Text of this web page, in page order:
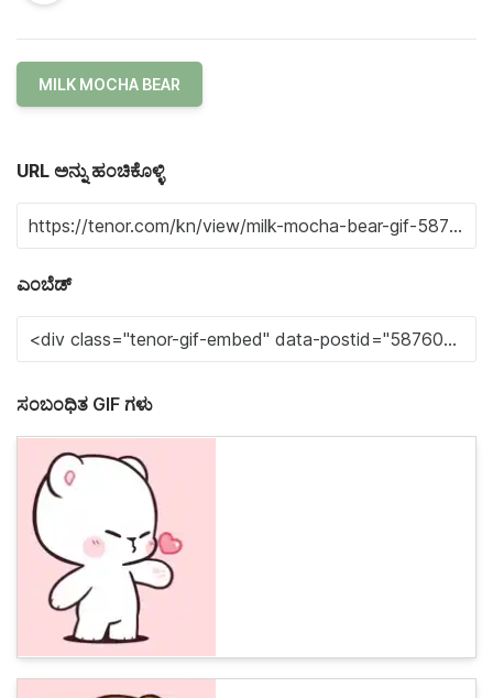
MILK MOCHA BEAR
URL ಅನ್ನು ಹಂಚಿಕೊಳ್ಳಿ
ಎಂಬೆಡ್
ಸಂಬಂಧಿತ GIF ಗಳು